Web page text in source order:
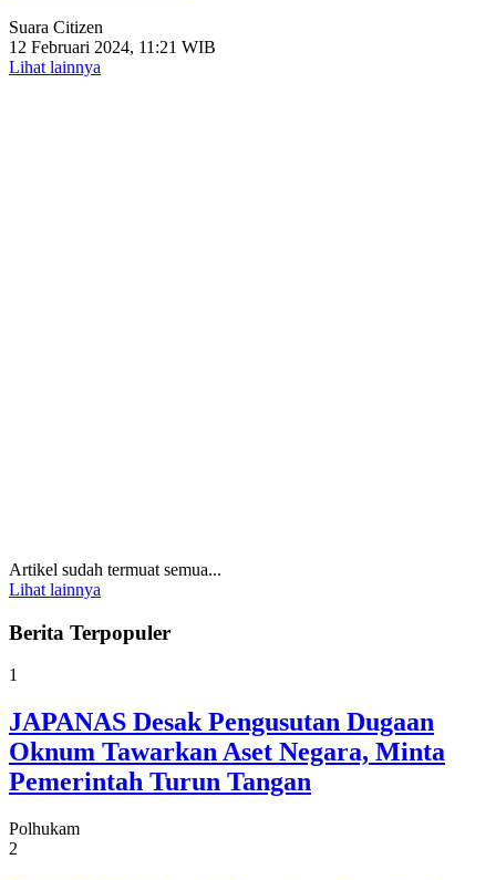
Suara Citizen
12 Februari 2024, 11:21 WIB
Lihat lainnya
Artikel sudah termuat semua...
Lihat lainnya
Berita Terpopuler
1
JAPANAS Desak Pengusutan Dugaan
Oknum Tawarkan Aset Negara, Minta
Pemerintah Turun Tangan
Polhukam
2